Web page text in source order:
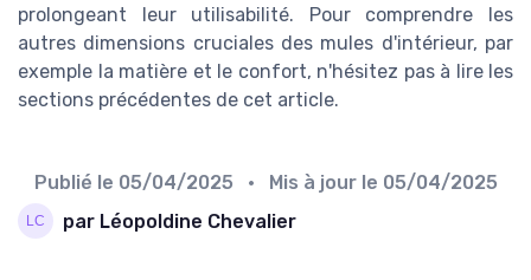
prolongeant leur utilisabilité. Pour comprendre les
autres dimensions cruciales des mules d'intérieur, par
exemple la matière et le confort, n'hésitez pas à lire les
sections précédentes de cet article.
Publié le 05/04/2025 • Mis à jour le 05/04/2025
par Léopoldine Chevalier